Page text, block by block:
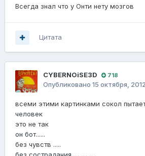
Всегда знал что у Онти нету мозгов
Цитата
CYBERNOiSE3D 718
Опубликовано 15 октября, 2012
всеми этими картинками сокол
человек
это не так
он бот......
без чувств .....